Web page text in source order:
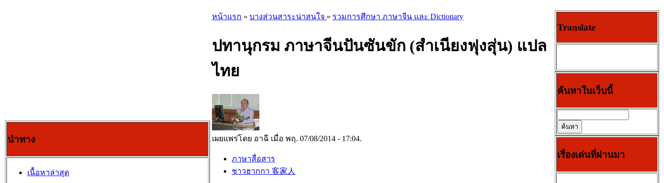
นำทาง
เนื้อหาล่าสุด
หน้าแรก » บางส่วนสาระน่าสนใจ » รวมการศึกษา ภาษาจีน และ Dictionary
ปทานุกรม ภาษาจีนปันซันขัก (สำเนียงฟุงสุ่น) แปล
ไทย
เผยแพร่โดย อาฉี เมื่อ พฤ. 07/08/2014 - 17:04.
ภาษาสื่อสาร
ชาวฮากกา 客家人
Translate
ค้นหาในเว็บนี้
เรื่องเด่นที่ผ่านมา